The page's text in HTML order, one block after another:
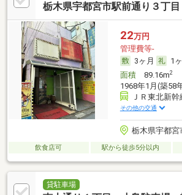
栃木県宇都宮市駅前通り３丁目
22万円
管理費等-
3ヶ月
1
面積89.16m2
1968年1月(築58
ＪＲ東北新
その他の交通
栃木県宇都宮
飲食店可 駅から徒歩5分以内
貸駐車場